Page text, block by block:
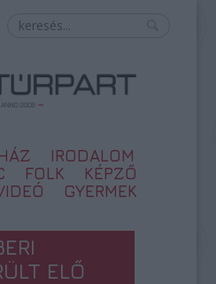
IRODALOM
FOLK
KÉPZŐ
GYERMEK
ELŐ